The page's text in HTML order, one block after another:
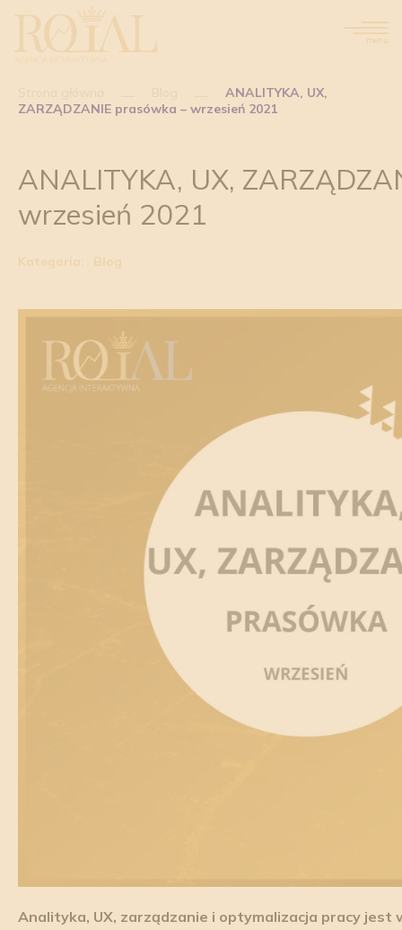
menu
ANALITYKA, UX,
ZARZĄDZANIE prasówka – wrzesień 2021
ANALITYKA, UX,
wrzesień 2021
Kategoria: Blog
Analityka, UX, zarządzanie i optymalizacja pracy jest